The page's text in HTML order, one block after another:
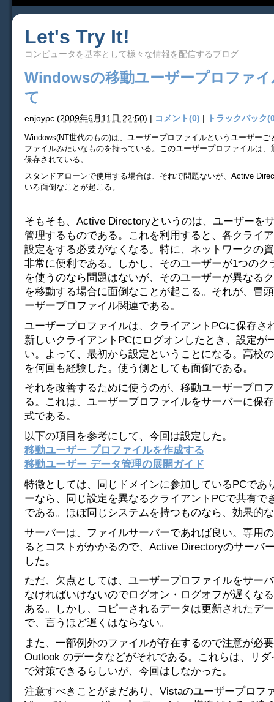
Let's Try It!
コンピュータを基本として様々な情報を配信するブログ
Windowsの移動ユーザープロファ
て
enjoypc (2009年6月11日 22:50) | コメント(0) | トラックバック
Windows(NT世代のもの)は、ユーザープロファイルというユーザーご
ファイルみたいなものを持っている。このユーザープロファイルは、
保存されている。
スタンドアローンで使用する場合は、それで問題ないが、Active
いろ面倒なことが起こる。
そもそも、Active Directoryというのは、ユーザーを
管理するものである。これを利用すると、各クライ
設定をする必要がなくなる。特に、ネットワークの
非常に便利である。しかし、そのユーザーが1つのク
を使うのなら問題はないが、そのユーザーが異なる
を移動する場合に面倒なことが起こる。それが、冒
ーザープロファイル関連である。
ユーザープロファイルは、クライアントPCに保存さ
新しいクライアントPCにログオンしたとき、設定が
い。よって、最初から設定ということになる。高校
を何回も経験した。使う側としても面倒である。
それを改善するために使うのが、移動ユーザープロ
る。これは、ユーザープロファイルをサーバーに保
式である。
以下の項目を参考にして、今回は設定した。
移動ユーザー プロファイルを作成する
移動ユーザー データ管理の展開ガイド
特徴としては、同じドメインに参加しているPCであ
ーなら、同じ設定を異なるクライアントPCで共有で
である。ほぼ同じシステムを持つものなら、効果的
サーバーは、ファイルサーバーであれば良い。専用
るとコストがかかるので、Active Directoryのサーバ
した。
ただ、欠点としては、ユーザープロファイルをサー
なければいけないのでログオン・ログオフが遅くな
ある。しかし、コピーされるデータは更新されたデ
で、言うほど遅くはならない。
また、一部例外のファイルが存在するので注意が必
Outlook のデータなどがそれである。これらは、リ
で対策できるらしいが、今回はしなかった。
注意すべきことがまだあり、Vistaのユーザープロフ